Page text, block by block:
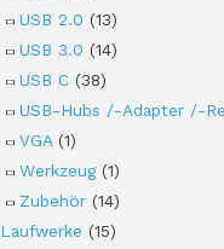
USB 2.0 (13)
USB 3.0 (14)
USB C (38)
USB-Hubs /-Adapter /-
VGA (1)
Werkzeug (1)
Zubehör (14)
Laufwerke (15)